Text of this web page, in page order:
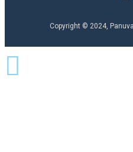
Copyright © 2024,